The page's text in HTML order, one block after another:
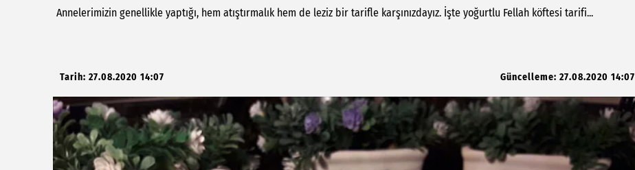
Annelerimizin genellikle yaptığı, hem atıştırmalık hem de leziz bir tarifle karşınızdayız. İşte yoğurtlu Fellah köftesi tarifi...
Tarih: 27.08.2020 14:07 Güncelleme: 27.08.2020 14:07